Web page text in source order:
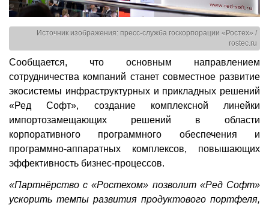
Источник изображения: пресс-служба госкорпорации «Ростех» /
rostec.ru
Сообщается, что основным направлением
сотрудничества компаний станет совместное развитие
экосистемы инфраструктурных и прикладных решений
«Ред Софт», создание комплексной линейки
импортозамещающих решений в области
корпоративного программного обеспечения и
программно-аппаратных комплексов, повышающих
эффективность бизнес-процессов.
«Партнёрство с «Ростехом» позволит «Ред Софт»
ускорить темпы развития продуктового портфеля,